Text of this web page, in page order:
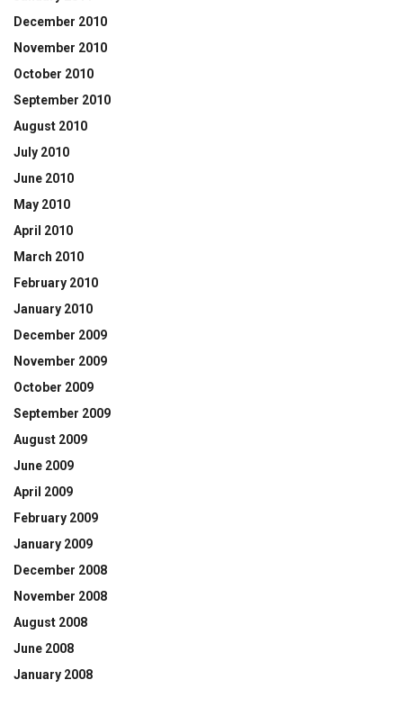
December 2010
November 2010
October 2010
September 2010
August 2010
July 2010
June 2010
May 2010
April 2010
March 2010
February 2010
January 2010
December 2009
November 2009
October 2009
September 2009
August 2009
June 2009
April 2009
February 2009
January 2009
December 2008
November 2008
August 2008
June 2008
January 2008